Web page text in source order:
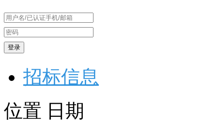
登录
招标信息
位置 日期